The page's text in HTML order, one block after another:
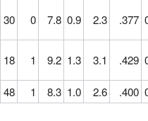
30 0 7.8 0.9 2.3 .377
18 1 9.2 1.3 3.1 .429
48 1 8.3 1.0 2.6 .400